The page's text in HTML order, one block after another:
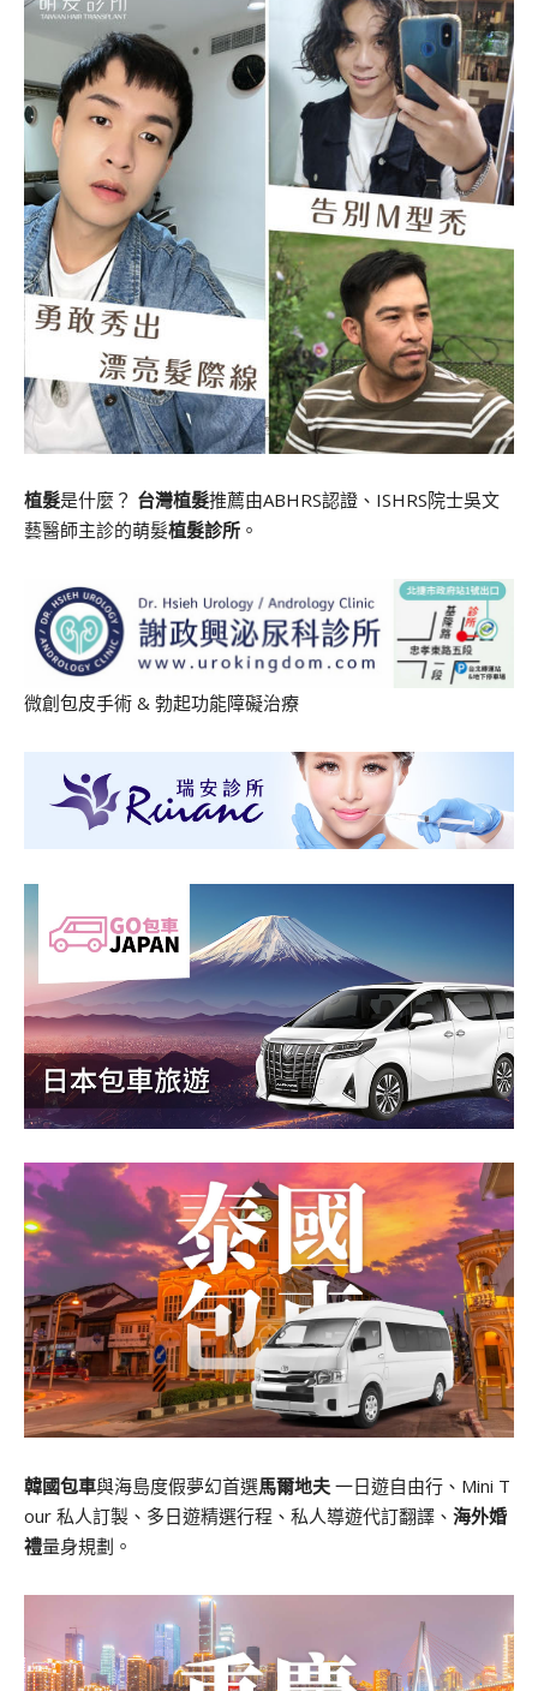
植髮是什麼？ 台灣植髮推薦由ABHRS認證、ISHRS院士吳文
藝醫師主診的萌髮植髮診所 。
微創包皮手術 & 勃起功能障礙治療
韓國包車與海島度假夢幻首選馬爾地夫 一日遊自由行、Mini T
our 私人訂製、多日遊精選行程、私人導遊代訂翻譯、 海外婚
禮量身規劃。